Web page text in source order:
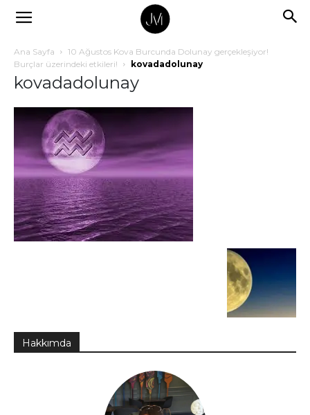
Ana Sayfa
10 Ağustos Kova Burcunda Dolunay gerçekleşiyor!
Burçlar üzerindeki etkileri!
kovadadolunay
kovadadolunay
Hakkımda